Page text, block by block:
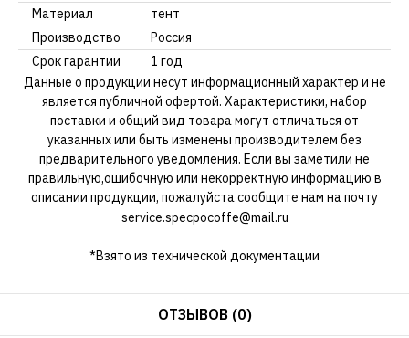
Материал
тент
Производство
Россия
Срок гарантии
1 год
Данные о продукции несут информационный характер и не
является публичной офертой. Характеристики, набор
поставки и общий вид товара могут отличаться от
указанных или быть изменены производителем без
предварительного уведомления. Если вы заметили не
правильную,ошибочную или некорректную информацию в
описании продукции, пожалуйста сообщите нам на почту
service.specpocoffe@mail.ru
*Взято из технической документации
ОТЗЫВОВ (0)